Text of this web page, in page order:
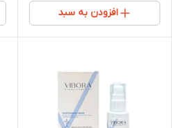
افزودن به سبد